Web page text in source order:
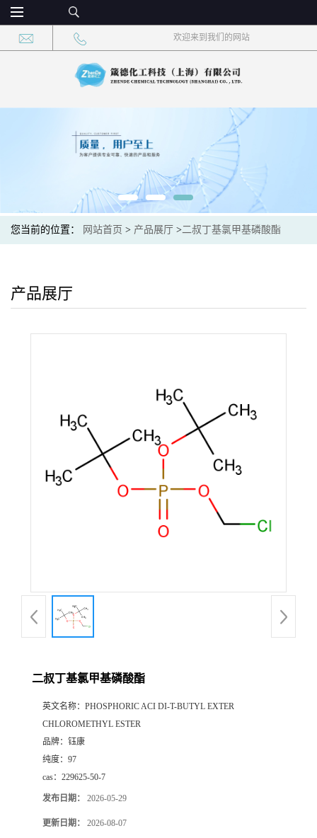
欢迎来到我们的网站
您当前的位置： 网站首页 > 产品展厅 >二叔丁基氯甲基磷酸酯
产品展厅
二叔丁基氯甲基磷酸酯
英文名称： PHOSPHORIC ACI DI-T-BUTYL EXTER
CHLOROMETHYL ESTER
品牌： 钰康
纯度： 97
cas： 229625-50-7
发布日期： 2026-05-29
更新日期： 2026-08-07